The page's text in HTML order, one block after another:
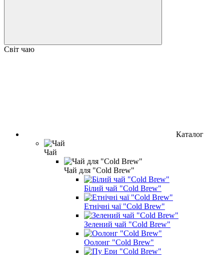
Світ чаю
Каталог
Чай
Чай для "Cold Brew"
Білий чай "Cold Brew"
Етнічні чаї "Cold Brew"
Зелений чай "Cold Brew"
Оолонг "Cold Brew"